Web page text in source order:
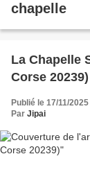
chapelle
La Chapelle
Corse 20239)
Publié le 17/11/
Par Jipai